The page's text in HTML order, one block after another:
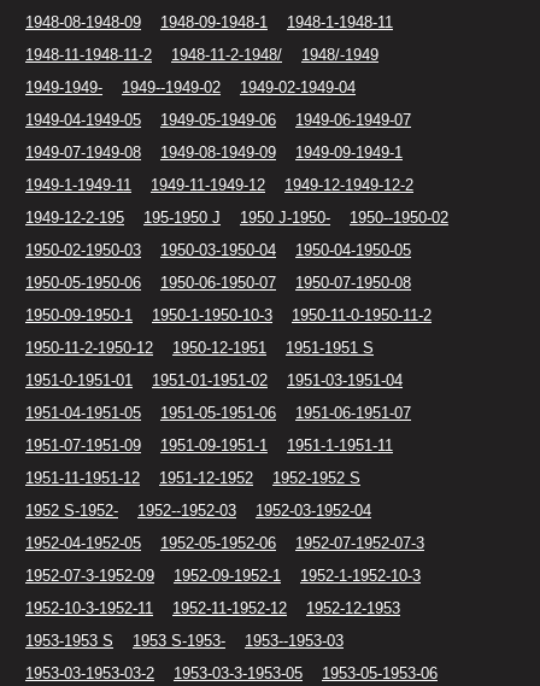
1948-08-1948-09
1948-09-1948-1
1948-1-1948-11
1948-11-1948-11-2
1948-11-2-1948/
1948/-1949
1949-1949-
1949--1949-02
1949-02-1949-04
1949-04-1949-05
1949-05-1949-06
1949-06-1949-07
1949-07-1949-08
1949-08-1949-09
1949-09-1949-1
1949-1-1949-11
1949-11-1949-12
1949-12-1949-12-2
1949-12-2-195
195-1950 J 1950 J-1950-
1950--1950-02
1950-02-1950-03
1950-03-1950-04
1950-04-1950-05
1950-05-1950-06
1950-06-1950-07
1950-07-1950-08
1950-09-1950-1
1950-1-1950-10-3
1950-11-0-1950-11-2
1950-11-2-1950-12
1950-12-1951
1951-1951 S
1951-0-1951-01
1951-01-1951-02
1951-03-1951-04
1951-04-1951-05
1951-05-1951-06
1951-06-1951-07
1951-07-1951-09
1951-09-1951-1
1951-1-1951-11
1951-11-1951-12
1951-12-1952
1952-1952 S
1952 S-1952-
1952--1952-03
1952-03-1952-04
1952-04-1952-05
1952-05-1952-06
1952-07-1952-07-3
1952-07-3-1952-09
1952-09-1952-1
1952-1-1952-10-3
1952-10-3-1952-11
1952-11-1952-12
1952-12-1953
1953-1953 S
1953 S-1953-
1953--1953-03
1953-03-1953-03-2
1953-03-3-1953-05 1953-05-1953-06